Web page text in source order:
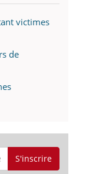
victimes
de
S'inscrire